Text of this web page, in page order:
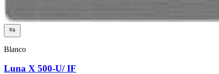
Blanco
Luna X 500-U/ IF